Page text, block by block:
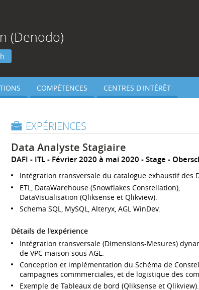
(Denodo)
COMPÉTENCES CENTRES D'INTÉRÊT
EXPÉRIENCES
Data Analyste Stagiaire
DAFI - ITL Février 2020 à mai 2020 Stage
Intégration transversale du catalogue exhaustif des
ETL, DataWarehouse (Snowflakes Constellation),
DataVisualisation (Qliksense et Qlikview).
Schema SQL, MySQL, Alteryx, AGL WinDev.
Détails de l'expérience
Intégration transversale (Dimensions-Mesures)
de VPC maison sous AGL.
Conception et implémentation du Schéma de
campagnes commmerciales, et de logistique des
Exemple de Tableaux de bord (Qliksense et